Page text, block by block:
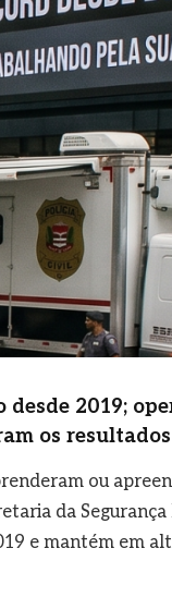
2019;
os
ou
da
e mantém em